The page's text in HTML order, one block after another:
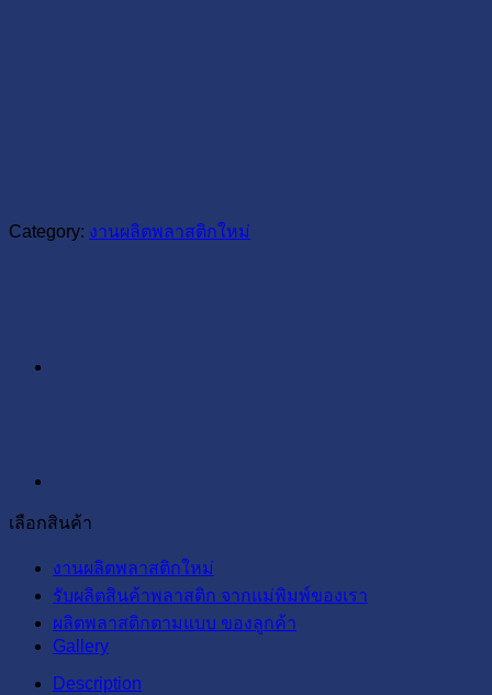
Category: งานผลิตพลาสติกใหม่
เลือกสินค้า
งานผลิตพลาสติกใหม่
รับผลิตสินค้าพลาสติก จากแม่พิมพ์ของเรา
ผลิตพลาสติกตามแบบ ของลูกค้า
Gallery
Description